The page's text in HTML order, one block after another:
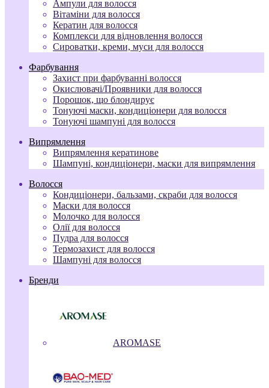
Ампули для волосся
Вітаміни для волосся
Кератин для волосся
Комплекси для відновлення волосся
Сироватки, креми, муси для волосся
Фарбування
Захист при фарбуванні волосся
Окислювачі/Проявники для волосся
Порошок, що блондирує
Тонуючі маски, кондиціонери для волосся
Тонуючі шампуні для волосся
Випрямлення
Випрямлення кератинове
Шампуні, кондиціонери, маски для випрямлення
Волосся
Кондиціонери, бальзами, скраби для волосся
Маски для волосся
Молочко для волосся
Олії для волосся
Пудра для волосся
Термозахист для волосся
Шампуні для волосся
Бренди
AROMASE